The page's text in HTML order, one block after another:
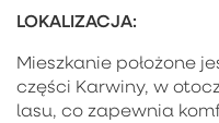
LOKALIZACJA:
Mieszkanie położone
części Karwiny, w
lasu, co zapewnia